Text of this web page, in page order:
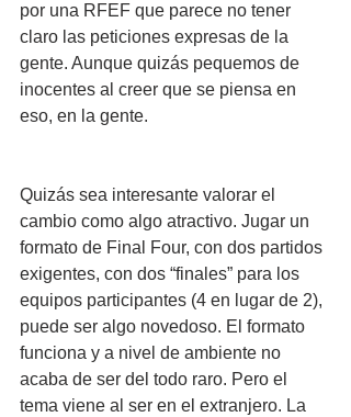
por una RFEF que parece no tener
claro las peticiones expresas de la
gente. Aunque quizás pequemos de
inocentes al creer que se piensa en
eso, en la gente.
Quizás sea interesante valorar el
cambio como algo atractivo. Jugar un
formato de Final Four, con dos partidos
exigentes, con dos “finales” para los
equipos participantes (4 en lugar de 2),
puede ser algo novedoso. El formato
funciona y a nivel de ambiente no
acaba de ser del todo raro. Pero el
tema viene al ser en el extranjero. La